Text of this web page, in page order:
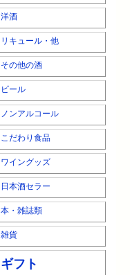
洋酒
リキュール・他
その他の酒
ビール
ノンアルコール
こだわり食品
ワイングッズ
日本酒セラー
本・雑誌類
雑貨
ギフト